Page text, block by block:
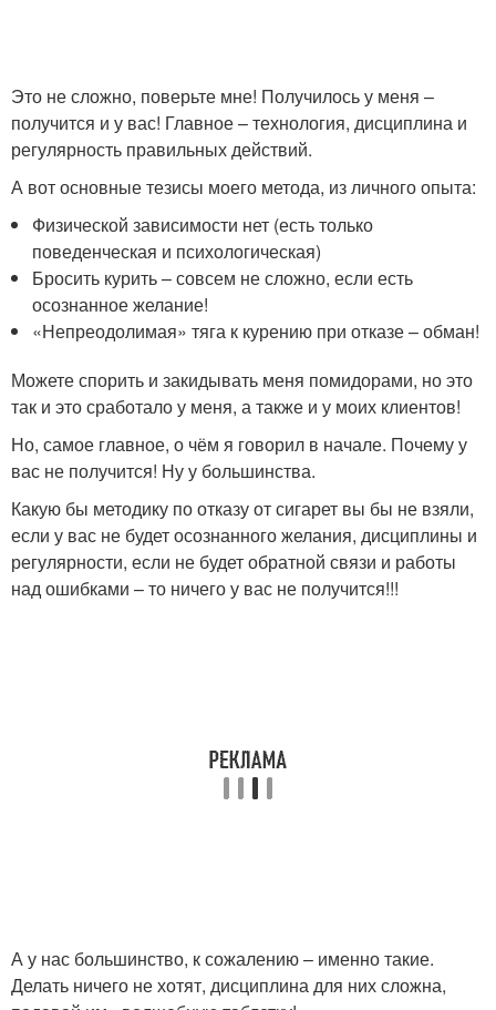
Это не сложно, поверьте мне! Получилось у меня –
получится и у вас! Главное – технология, дисциплина и
регулярность правильных действий.
А вот основные тезисы моего метода, из личного опыта:
Физической зависимости нет (есть только
поведенческая и психологическая)
Бросить курить – совсем не сложно, если есть
осознанное желание!
«Непреодолимая» тяга к курению при отказе – обман!
Можете спорить и закидывать меня помидорами, но это
так и это сработало у меня, а также и у моих клиентов!
Но, самое главное, о чём я говорил в начале. Почему у
вас не получится! Ну у большинства.
Какую бы методику по отказу от сигарет вы бы не взяли,
если у вас не будет осознанного желания, дисциплины и
регулярности, если не будет обратной связи и работы
над ошибками – то ничего у вас не получится!!!
А у нас большинство, к сожалению – именно такие.
Делать ничего не хотят, дисциплина для них сложна,